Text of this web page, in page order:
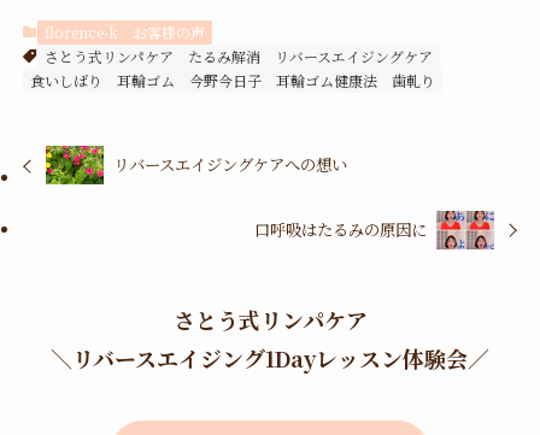
florence-k
お客様の声
さとう式リンパケア
たるみ解消
リバースエイジングケア
食いしばり
耳輪ゴム 今野今日子 耳輪ゴム健康法 歯軋り
リバースエイジングケアへの想い
口呼吸はたるみの原因に
さとう式リンパケア
＼ リバースエイジング1Dayレッスン体験会／